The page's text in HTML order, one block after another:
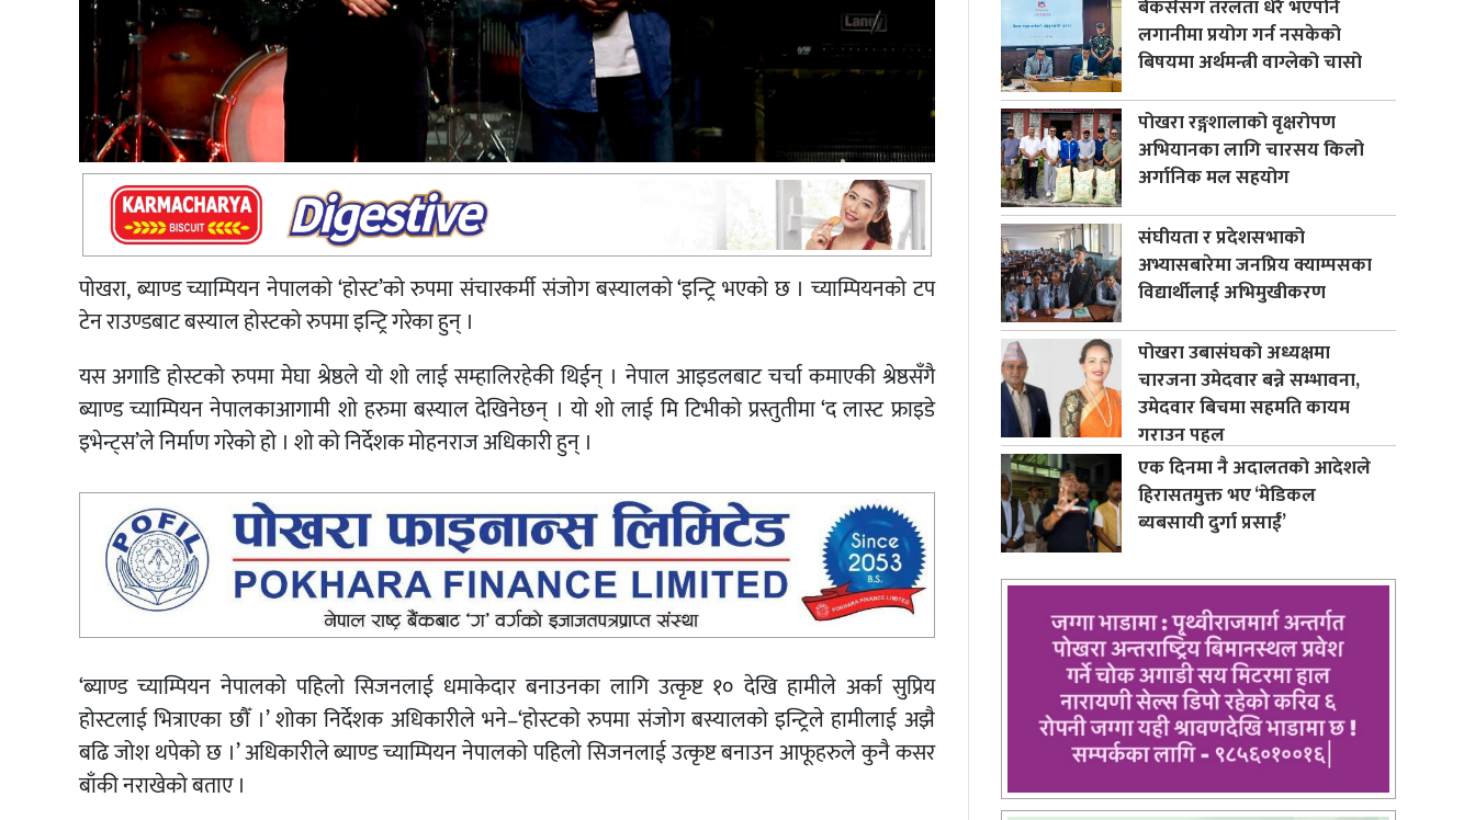
पोखरा, ब्याण्ड च्याम्पियन नेपालको ‘होस्ट’को रुपमा संचारकर्मी संजोग बस्यालको ‘इन्ट्रि भएको छ । च्याम्पियनको टप
टेन राउण्डबाट बस्याल होस्टको रुपमा इन्ट्रि गरेका हुन् ।
यस अगाडि होस्टको रुपमा मेघा श्रेष्ठले यो शो लाई सम्हालिरहेकी थिईन् । नेपाल आइडलबाट चर्चा कमाएकी श्रेष्ठसँगै
ब्याण्ड च्याम्पियन नेपालकाआगामी शो हरुमा बस्याल देखिनेछन् । यो शो लाई मि टिभीको प्रस्तुतीमा ‘द लास्ट फ्राइडे
इभेन्ट्स’ले निर्माण गरेको हो । शो को निर्देशक मोहनराज अधिकारी हुन् ।
‘ब्याण्ड च्याम्पियन नेपालको पहिलो सिजनलाई धमाकेदार बनाउनका लागि उत्कृष्ट १० देखि हामीले अर्का सुप्रिय
होस्टलाई भित्राएका छौँ ।’ शोका निर्देशक अधिकारीले भने–‘होस्टको रुपमा संजोग बस्यालको इन्ट्रिले हामीलाई अझै
बढि जोश थपेको छ ।’ अधिकारीले ब्याण्ड च्याम्पियन नेपालको पहिलो सिजनलाई उत्कृष्ट बनाउन आफूहरुले कुनै कसर
बाँकी नराखेको बताए ।
बैंकर्ससंग तरलता धेरै भएपनि
लगानीमा प्रयोग गर्न नसकेको
बिषयमा अर्थमन्त्री वाग्लेको चासो
पोखरा रङ्गशालाको वृक्षरोपण
अभियानका लागि चारसय किलो
अर्गानिक मल सहयोग
संघीयता र प्रदेशसभाको
अभ्यासबारेमा जनप्रिय क्याम्पसका
विद्यार्थीलाई अभिमुखीकरण
पोखरा उबासंघको अध्यक्षमा
चारजना उमेदवार बन्ने सम्भावना,
उमेदवार बिचमा सहमति कायम
गराउन पहल
एक दिनमा नै अदालतको आदेशले
हिरासतमुक्त भए ‘मेडिकल
ब्यबसायी दुर्गा प्रसाईं’